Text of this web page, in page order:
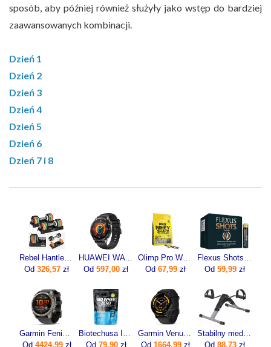
sposób, aby później również służyły jako wstęp do bardziej
zaawansowanych kombinacji.
Dzień 1
Dzień 2
Dzień 3
Dzień 4
Dzień 5
Dzień 6
Dzień 7 i 8
Rebel Hantle Żeliwne Regulowane Zestaw 2X5Kg Automatyczne Skok Co 1Kg
Od 326,57 zł
HUAWEI WATCH GT 5 46mm Active
Od 597,00 zł
Olimp Pro Whey Shake 700g
Od 67,99zł
Flexus Shots 20x10ml
Od 59,99zł
Garmin Fenix 8 Pro 51mm Grafitowy
Od 4424,99zł
Biotechusa Izolat Iso Whey Zero 454G
Od 79,90zł
Garmin Venu 3 45mm Grafitowy (0100-2784-01)
Od 1664,99zł
Stabilny medyczny rotor rowerek rehabilitacyjny z licznikiem RR100AM marki ActionMED
Od 88,73zł